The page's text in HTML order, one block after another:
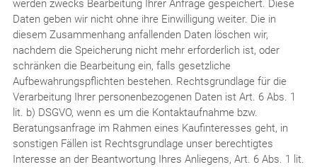
werden zwecks Bearbeitung Ihrer Anfrage gespeichert. Diese
Daten geben wir nicht ohne ihre Einwilligung weiter. Die in
diesem Zusammenhang anfallenden Daten löschen wir,
nachdem die Speicherung nicht mehr erforderlich ist, oder
schränken die Bearbeitung ein, falls gesetzliche
Aufbewahrungspflichten bestehen. Rechtsgrundlage für die
Verarbeitung Ihrer personenbezogenen Daten ist Art. 6 Abs. 1
lit. b) DSGVO, wenn es um die Kontaktaufnahme bzw.
Beratungsanfrage im Rahmen eines Kaufinteresses geht, in
sonstigen Fällen ist Rechtsgrundlage unser berechtigtes
Interesse an der Beantwortung Ihres Anliegens, Art. 6 Abs. 1 lit.